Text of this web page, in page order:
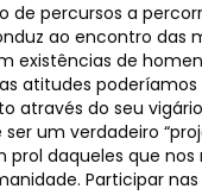
de percursos a
ao encontro das
existências de
atitudes
através do seu
ser um verdadeiro
prol daqueles que
Participar